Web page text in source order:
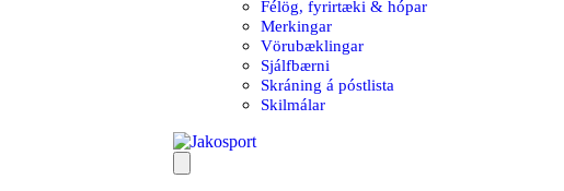
Félög, fyrirtæki & hópar
Merkingar
Vörubæklingar
Sjálfbærni
Skráning á póstlista
Skilmálar